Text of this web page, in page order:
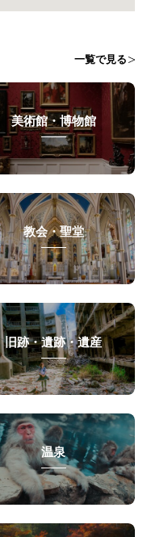
一覧で見る
美術館・博物館
教会・聖堂
旧跡・遺跡・遺産
温泉